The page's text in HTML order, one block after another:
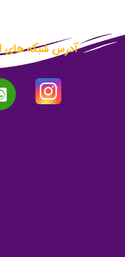
آدرس شبکه های